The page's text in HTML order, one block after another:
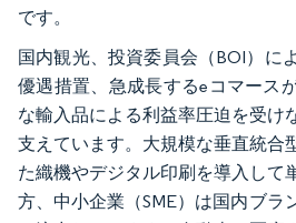
です。
国内観光、投資委員会（BOI）に
優遇措置、急成長するeコマース
な輸入品による利益率圧迫を受け
支えています。大規模な垂直統合
た織機やデジタル印刷を導入して
方、中小企業（SME）は国内ブラ